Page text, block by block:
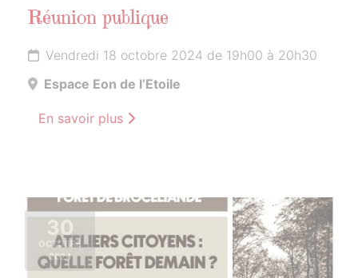
Réunion publique
Vendredi 18 octobre 2024 de 19h00 à 20h30
Espace Eon de l’Etoile
En savoir plus
30
OCTOBRE
2024